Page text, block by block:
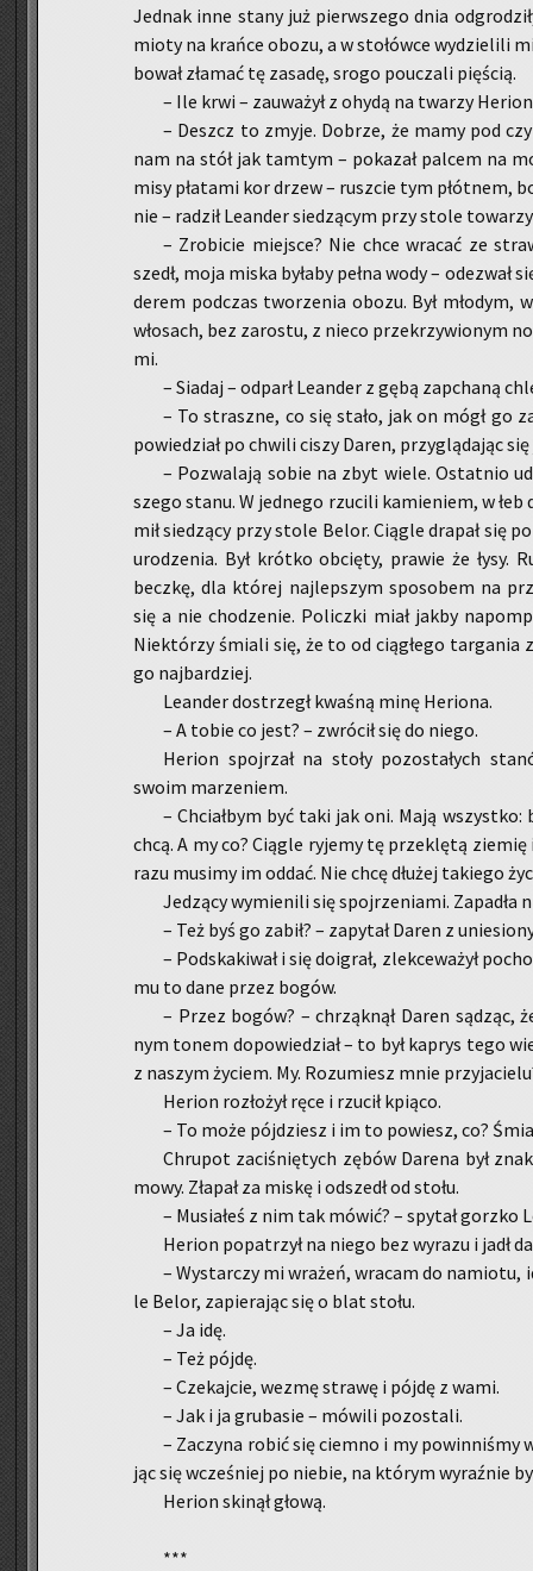
Jed­nak inne stany już pierw­sze­go dnia
mio­ty na krań­ce obozu, a w sto­łów­ce wy­dzie­li­li
bo­wał zła­mać tę za­sa­dę, srogo po­ucza­li pię­ścią.
– Ile krwi – za­uwa­żył z ohydą na twa­rzy
– Deszcz to zmyje. Do­brze, że mamy pod
nam na stół jak tam­tym – po­ka­zał pal­cem na
misy pła­ta­mi kor drzew – rusz­cie tym płót­nem,
nie – ra­dził Le­an­der sie­dzą­cym przy stole
– Zro­bi­cie miej­sce? Nie chce wra­cać ze
szedł, moja miska by­ła­by pełna wody –
de­rem pod­czas two­rze­nia obozu. Był mło­dym,
wło­sach, bez za­ro­stu, z nieco prze­krzy­wio­nym
mi.
– Sia­daj – od­parł Le­an­der z gębą za­pcha­ną
– To strasz­ne, co się stało, jak on mógł go
po­wie­dział po chwi­li ciszy Daren, przy­glą­da­jąc się
– Po­zwa­la­ją sobie na zbyt wiele. Ostat­nio
sze­go stanu. W jed­ne­go rzu­ci­li ka­mie­niem, w łeb
mił sie­dzą­cy przy stole Belor. Cią­gle dra­pał się
uro­dze­nia. Był krót­ko ob­cię­ty, pra­wie że łysy.
becz­kę, dla któ­rej naj­lep­szym spo­so­bem na
się a nie cho­dze­nie. Po­licz­ki miał jakby
Nie­któ­rzy śmia­li się, że to od cią­głe­go tar­ga­nia
go naj­bar­dziej.
Le­an­der do­strzegł kwa­śną minę He­rio­na.
– A tobie co jest? – zwró­cił się do niego.
He­rion spoj­rzał na stoły po­zo­sta­łych
swoim ma­rze­niem.
– Chciał­bym być taki jak oni. Mają
chcą. A my co? Cią­gle ry­je­my tę prze­klę­tą
razu mu­si­my im oddać. Nie chcę dłu­żej ta­kie­go
Je­dzą­cy wy­mie­ni­li się spoj­rze­nia­mi. Za­pa­dła
– Też byś go zabił? – za­py­tał Daren z
– Pod­ska­ki­wał i się do­igrał, zlek­ce­wa­żył
mu to dane przez bogów.
– Przez bogów? – chrząk­nął Daren są­dząc,
nym tonem do­po­wie­dział – to był ka­prys tego
z na­szym ży­ciem. My. Ro­zu­miesz mnie
He­rion roz­ło­żył ręce i rzu­cił kpią­co.
– To może pój­dziesz i im to po­wiesz, co?
Chru­pot za­ci­śnię­tych zębów Da­re­na był
mo­wy. Zła­pał za miskę i od­szedł od stołu.
– Mu­sia­łeś z nim tak mówić? – spy­tał gorz­ko
He­rion po­pa­trzył na niego bez wy­ra­zu i jadł
– Wy­star­czy mi wra­żeń, wra­cam do na­mio­tu,
le Belor, za­pie­ra­jąc się o blat stołu.
– Ja idę.
– Też pójdę.
– Cze­kaj­cie, wezmę stra­wę i pójdę z wami.
– Jak i ja gru­ba­sie – mó­wi­li po­zo­sta­li.
– Za­czy­na robić się ciem­no i my po­win­ni­śmy
jąc się wcze­śniej po nie­bie, na któ­rym wy­raź­nie
He­rion ski­nął głową.
***